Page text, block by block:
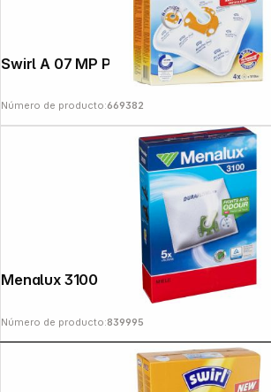
Swirl A 07 MP Plus AirSpace
Número de producto:669382
Menalux 3100
Número de producto:839995
Copyright © 2000 - 2026 DIFOX. All